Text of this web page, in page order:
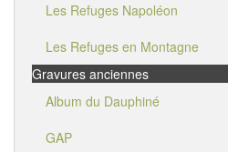
Les Refuges Napoléon
Les Refuges en Montagne
Gravures anciennes
Album du Dauphiné
GAP